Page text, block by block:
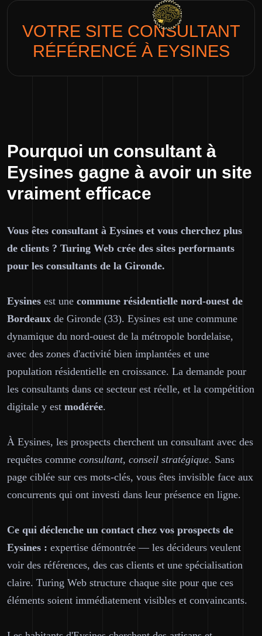
VOTRE SITE CONSULTANT
RÉFÉRENCÉ À EYSINES
Pourquoi un consultant à
Eysines gagne à avoir un site
vraiment efficace
Vous êtes consultant à Eysines et vous cherchez plus
de clients ? Turing Web crée des sites performants
pour les consultants de la Gironde.
Eysines est une commune résidentielle nord-ouest de
Bordeaux de Gironde (33). Eysines est une commune
dynamique du nord-ouest de la métropole bordelaise,
avec des zones d'activité bien implantées et une
population résidentielle en croissance. La demande pour
les consultants dans ce secteur est réelle, et la compétition
digitale y est modérée.
À Eysines, les prospects cherchent un consultant avec des
requêtes comme consultant, conseil stratégique. Sans
page ciblée sur ces mots-clés, vous êtes invisible face aux
concurrents qui ont investi dans leur présence en ligne.
Ce qui déclenche un contact chez vos prospects de
Eysines : expertise démontrée — les décideurs veulent
voir des références, des cas clients et une spécialisation
claire. Turing Web structure chaque site pour que ces
éléments soient immédiatement visibles et convaincants.